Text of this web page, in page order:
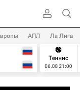
АПЛ Ла Лига
Теннис
06.08 21:00